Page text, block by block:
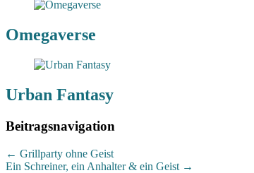
Omegaverse
Urban Fantasy
Beitragsnavigation
← Grillparty ohne Geist
Ein Schreiner, ein Anhalter & ein Geist →